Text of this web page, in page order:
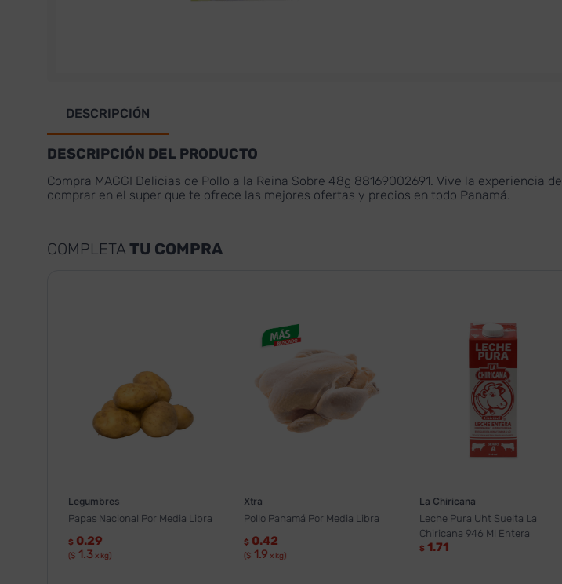
DESCRIPCIÓN
DESCRIPCIÓN DEL PRODUCTO
Compra MAGGI Delicias de Pollo a la Reina Sobre 48g 88169002691. Vive la experiencia de
comprar en el super que te ofrece las mejores ofertas y precios en todo Panamá.
COMPLETATU COMPRA
Legumbres
Papas Nacional Por Media Libra
$ 0.29
($ 1.3 x kg)
Xtra
Pollo Panamá Por Media Libra
$ 0.42
($ 1.9 x kg)
La Chiricana
Leche Pura Uht Suelta La
Chiricana 946 Ml Entera
$ 1.71